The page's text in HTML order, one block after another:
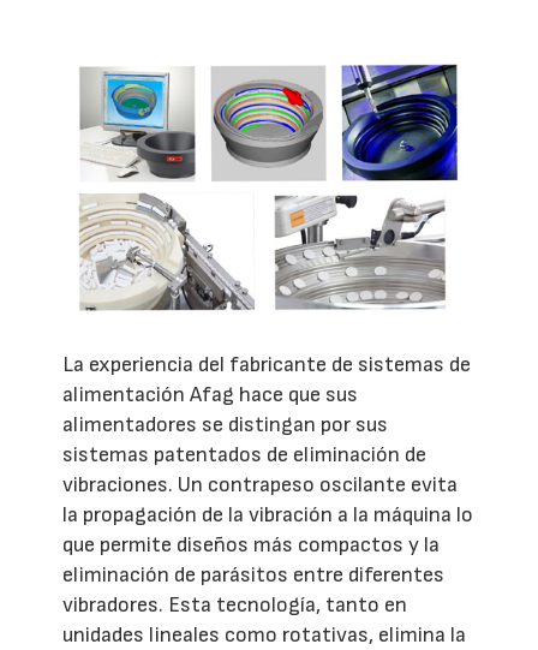
La experiencia del fabricante de sistemas de
alimentación Afag hace que sus
alimentadores se distingan por sus
sistemas patentados de eliminación de
vibraciones. Un contrapeso oscilante evita
la propagación de la vibración a la máquina lo
que permite diseños más compactos y la
eliminación de parásitos entre diferentes
vibradores. Esta tecnología, tanto en
unidades lineales como rotativas, elimina la